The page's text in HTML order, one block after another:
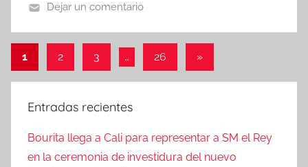
o
i
a
Dejar un comentario
Paginación
de
entradas
1 2 3 … 26
Entradas
siguientes
»
Entradas recientes
Bourita llega a Cali para representar a SM el Rey
en la ceremonia de investidura del nuevo